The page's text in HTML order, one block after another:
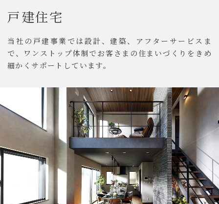
戸建住宅
当社の戸建事業では設計、建築、アフターサービスま
で、ワンストップ体制でお客さまの住まいづくりをきめ
細かくサポートしています。